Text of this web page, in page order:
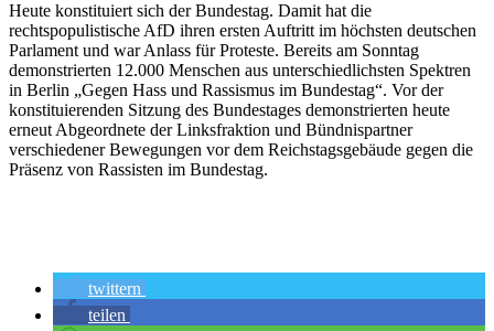
Heute konstituiert sich der Bundestag. Damit hat die
rechtspopulistische AfD ihren ersten Auftritt im höchsten deutschen
Parlament und war Anlass für Proteste. Bereits am Sonntag
demonstrierten 12.000 Menschen aus unterschiedlichsten Spektren
in Berlin „Gegen Hass und Rassismus im Bundestag“. Vor der
konstituierenden Sitzung des Bundestages demonstrierten heute
erneut Abgeordnete der Linksfraktion und Bündnispartner
verschiedener Bewegungen vor dem Reichstagsgebäude gegen die
Präsenz von Rassisten im Bundestag.
twittern
teilen